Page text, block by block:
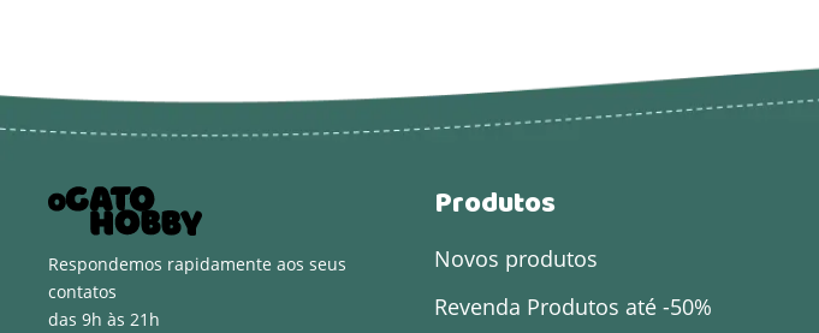
Respondemos rapidamente aos seus
contatos
das 9h às 21h
Produtos
Novos produtos
Revenda Produtos até -50%